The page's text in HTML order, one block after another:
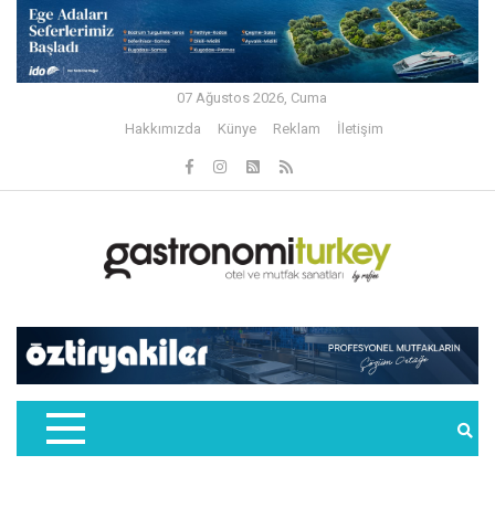
07 Ağustos 2026, Cuma
Hakkımızda
Künye Reklam İletişim